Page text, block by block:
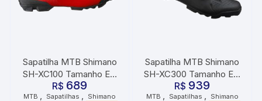
Sapatilha MTB Shimano
SH-XC100 Tamanho EU
43 Vermelho
R$ 689
MTB Sapatilhas Shimano
Sapatilha MTB Shimano
SH-XC300 Tamanho EU
42 Preto
R$ 939
MTB Sapatilhas Shimano